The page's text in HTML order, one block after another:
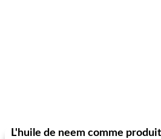
L'huile de neem comme